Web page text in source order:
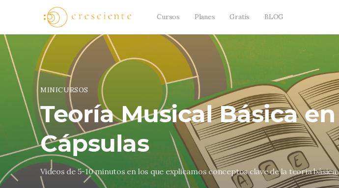
Cursos Planes Gratis BLOG
MINICURSOS
Teoría Musical Básica en
Cápsulas
Videos de 5-10 minutos en los que explicamos conceptos clave de la teoría básica.